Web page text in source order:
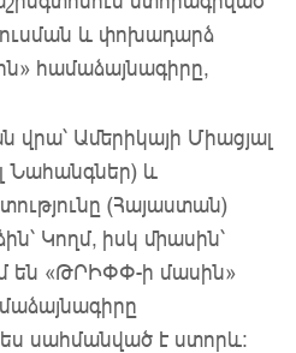
և փոխադարձ
համաձայնագիրը,
վրա՝ Ամերիկայի Միացյալ
Նահանգներ) և
(Հայաստան)
Կողմ, իսկ միասին՝
են «ԹՐԻՓՓ-ի մասին»
սահմանված է ստորև։